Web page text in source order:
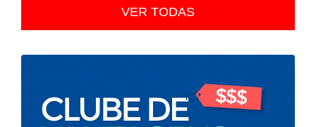
VER TODAS